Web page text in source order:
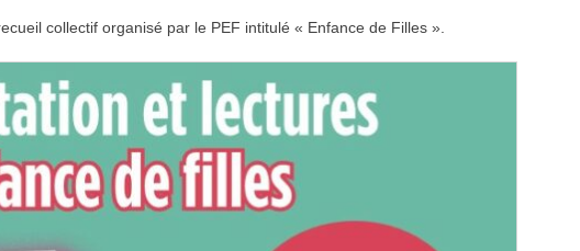
collectif organisé par le PEF intitulé « Enfance de Filles ».